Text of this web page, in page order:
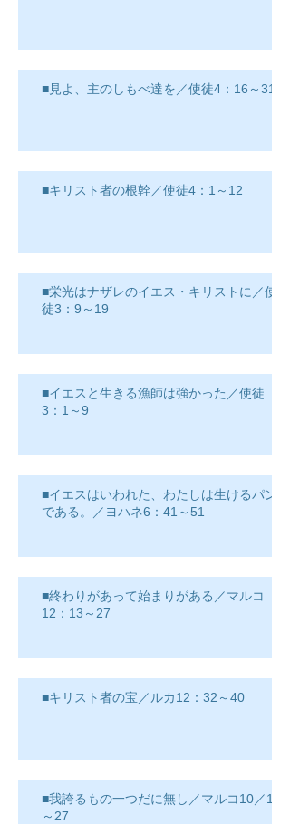
■見よ、主のしもべ達を／使徒4：16～31
■キリスト者の根幹／使徒4：1～12
■栄光はナザレのイエス・キリストに／使
徒3：9～19
■イエスと生きる漁師は強かった／使徒
3：1～9
■イエスはいわれた、わたしは生けるパン
である。／ヨハネ6：41～51
■終わりがあって始まりがある／マルコ
12：13～27
■キリスト者の宝／ルカ12：32～40
■我誇るもの一つだに無し／マルコ10／17
～27